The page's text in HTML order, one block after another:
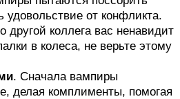
от конфликта.
другой коллега вас ненавидит
в колеса, не верьте этому
. Сначала вампиры
делая комплименты, помогая